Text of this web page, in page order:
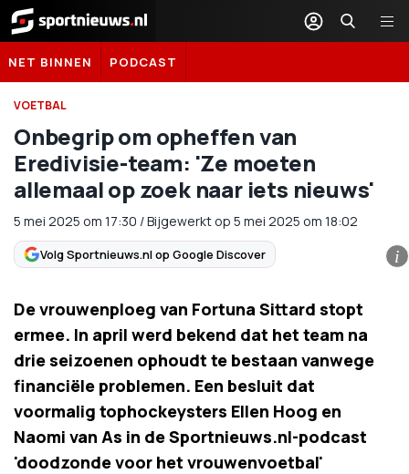
Sportnieuws.nl
NET BINNEN PODCAST
VOETBAL
Onbegrip om opheffen van
Eredivisie-team: 'Ze moeten
allemaal op zoek naar iets nieuws'
5 mei 2025 om 17:30 /Bijgewerkt op 5 mei 2025 om 18:02
Volg Sportnieuws.nl op Google Discover i
De vrouwenploeg van Fortuna Sittard stopt
ermee. In april werd bekend dat het team na
drie seizoenen ophoudt te bestaan vanwege
financiële problemen. Een besluit dat
voormalig tophockeysters Ellen Hoog en
Naomi van As in de Sportnieuws.nl-podcast
'doodzonde voor het vrouwenvoetbal'